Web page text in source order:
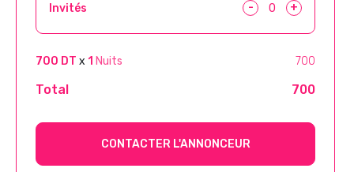
Invités - +
700 DT x 1 Nuits 700
Total 700
CONTACTER L'ANNONCEUR